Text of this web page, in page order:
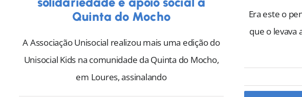
Quinta do Mocho
A Associação Unisocial realizou mais uma edição do
Unisocial Kids na comunidade da Quinta do Mocho,
em Loures, assinalando
Era este o
que o levava